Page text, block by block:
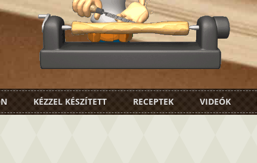
KÉZZEL KÉSZÍTETT RECEPTEK VIDEÓK